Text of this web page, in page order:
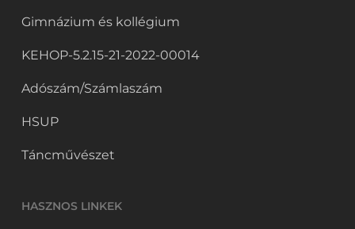
Gimnázium és kollégium
KEHOP-5.2.15-21-2022-00014
Adószám/Számlaszám
HSUP
Táncművészet
HASZNOS LINKEK